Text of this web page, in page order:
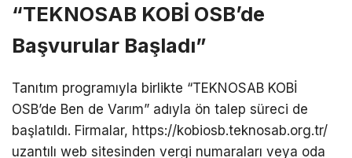
“TEKNOSAB KOBİ OSB’de
Başvurular Başladı”
Tanıtım programıyla birlikte “TEKNOSAB KOBİ
OSB’de Ben de Varım” adıyla ön talep süreci de
başlatıldı. Firmalar, https://kobiosb.teknosab.org.tr/
uzantılı web sitesinden vergi numaraları veya oda